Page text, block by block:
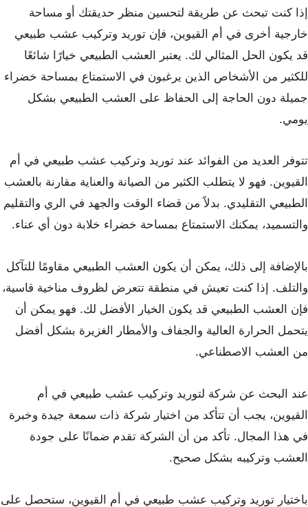
إذا كنت تبحث عن طريقة لتحسين منظر حديقتك أو مساحة
خارجية أخرى في أم القيوين، فإن توريد وتركيب عشب طبيعي
قد يكون الحل المثالي لك. يعتبر العشب الطبيعي خيارًا شائعًا
للكثير من الأشخاص الذين يرغبون في الاستمتاع بمساحة خضراء
جميلة دون الحاجة إلى الحفاظ على العشب الطبيعي بشكل
يومي.
تتوفر العديد من الفوائد عند توريد وتركيب عشب طبيعي في أم
القيوين. فهو لا يتطلب الكثير من الصيانة والعناية مقارنة بالعشب
الطبيعي التقليدي. بدلاً من قضاء الوقت والجهد في الري والتقليم
والتسميد، يمكنك الاستمتاع بمساحة خضراء خلابة دون أي عناء.
بالإضافة إلى ذلك، يمكن أن يكون العشب الطبيعي مقاومًا للتآكل
والتلف. إذا كنت تعيش في منطقة تتعرض لظروف مناخية قاسية،
فإن العشب الطبيعي قد يكون الخيار الأفضل لك. فهو يمكن أن
يتحمل الحرارة العالية والجفاف والأمطار الغزيرة بشكل أفضل
من العشب الاصطناعي.
عند البحث عن شركة لتوريد وتركيب عشب طبيعي في أم
القيوين، يجب أن تتأكد من اختيار شركة ذات سمعة جيدة وخبرة
في هذا المجال. تأكد من أن الشركة تقدم ضمانًا على جودة
العشب وتركيبه بشكل صحيح.
باختيار توريد وتركيب عشب طبيعي في أم القيوين، ستحصل على